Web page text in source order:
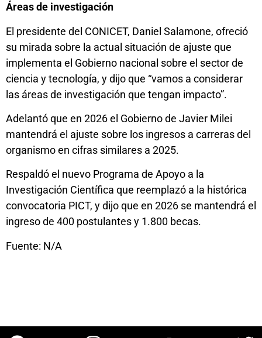
Áreas de investigación
El presidente del CONICET, Daniel Salamone, ofreció
su mirada sobre la actual situación de ajuste que
implementa el Gobierno nacional sobre el sector de
ciencia y tecnología, y dijo que “vamos a considerar
las áreas de investigación que tengan impacto”.
Adelantó que en 2026 el Gobierno de Javier Milei
mantendrá el ajuste sobre los ingresos a carreras del
organismo en cifras similares a 2025.
Respaldó el nuevo Programa de Apoyo a la
Investigación Científica que reemplazó a la histórica
convocatoria PICT, y dijo que en 2026 se mantendrá el
ingreso de 400 postulantes y 1.800 becas.
Fuente: N/A